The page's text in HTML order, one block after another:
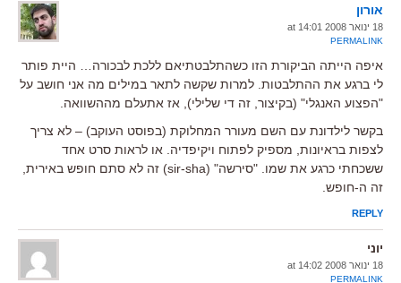
אורון
18 ינואר 2008 at 14:01
PERMALINK
איפה הייתה הביקורת הזו כשהתלבטתיאם ללכת לבכורה… היית פותר
לי ברגע את ההתלבטות. למרות שקשה לתאר במילים מה אני חושב על
"הפצוע האנגלי" (בקיצור, זה די שלילי), אז אתעלם מההשוואה.
בקשר לילדונת עם השם מעורר המחלוקת (בפוסט העוקב) – לא צריך
לצפות בראיונות, מספיק לפתוח ויקיפדיה. או לראות סרט אחד
ששכחתי כרגע את שמו. "סירשה" (sir-sha) זה לא סתם חופש באירית,
זה ה-חופש.
REPLY
יוני
18 ינואר 2008 at 14:02
PERMALINK